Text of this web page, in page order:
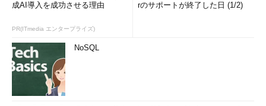
成AI導入を成功させる理由
PR(ITmedia エンタープライズ)
rのサポートが終了した日 (1/2)
NoSQL